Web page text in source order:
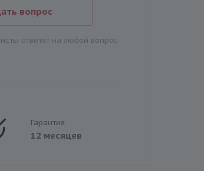
вопрос
ответят на любой вопрос
Гарантия
12 месяцев